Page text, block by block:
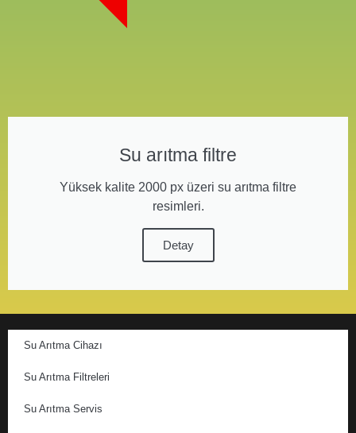
Su arıtma filtre
Yüksek kalite 2000 px üzeri su arıtma filtre
resimleri.
Detay
Su Arıtma Cihazı
Su Arıtma Filtreleri
Su Arıtma Servis